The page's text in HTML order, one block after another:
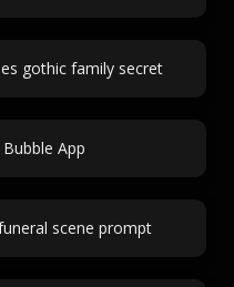
gothic family secret
App
scene prompt